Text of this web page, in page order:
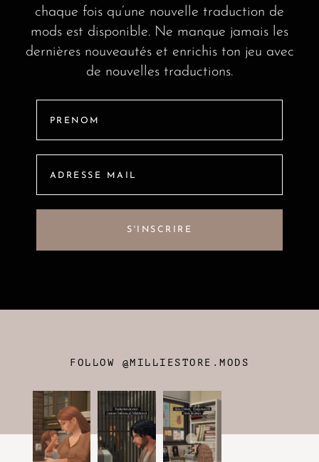
chaque fois qu’une nouvelle traduction de
mods est disponible. Ne manque jamais les
dernières nouveautés et enrichis ton jeu avec
de nouvelles traductions.
FOLLOW @MILLIESTORE.MODS